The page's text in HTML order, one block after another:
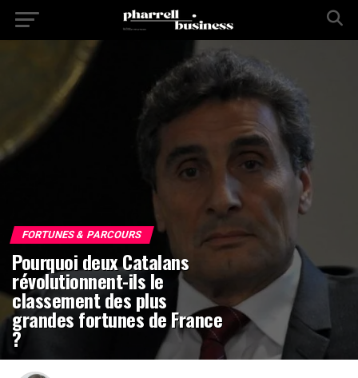
FORTUNES & PARCOURS
Pourquoi deux Catalans
révolutionnent-ils le
classement des plus
grandes fortunes de France
?